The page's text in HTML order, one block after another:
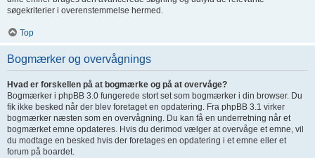
søgekriterier i overenstemmelse hermed.
Top
Bogmærker og overvågnings
Hvad er forskellen på at bogmærke og på at overvåge?
Bogmærker i phpBB 3.0 fungerede stort set som bogmærker i din browser. Du
fik ikke besked når der blev foretaget en opdatering. Fra phpBB 3.1 virker
bogmærker næsten som en overvågning. Du kan få en underretning når et
bogmærket emne opdateres. Hvis du derimod vælger at overvåge et emne, vil
du modtage en besked hvis der foretages en opdatering i et emne eller et
forum på boardet.